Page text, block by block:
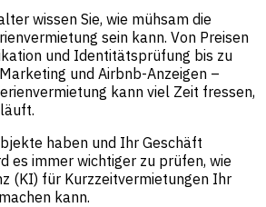
wissen Sie, wie mühsam die
sein kann. Von Preisen
und Identitätsprüfung bis zu
und Airbnb-Anzeigen –
kann viel Zeit fressen,
haben und Ihr Geschäft
es immer wichtiger zu prüfen, wie
(KI) für Kurzzeitvermietungen Ihr
kann.